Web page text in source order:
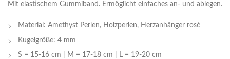
Mit elastischem Gummiband. Ermöglicht einfaches an- und ablegen.
Material: Amethyst Perlen, Holzperlen, Herzanhänger rosé
Kugelgröße: 4 mm
S = 15-16 cm | M = 17-18 cm | L = 19-20 cm